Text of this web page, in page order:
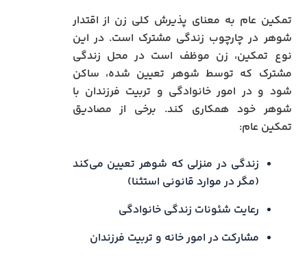
تمکین عام به معنای پذیرش کلی زن از اقتدار
شوهر در چارچوب زندگی مشترک است. در این
نوع تمکین، زن موظف است در محل زندگی
مشترک که توسط شوهر تعیین شده، ساکن
شود و در امور خانوادگی و تربیت فرزندان با
شوهر خود همکاری کند. برخی از مصادیق
تمکین عام:
زندگی در منزلی که شوهر تعیین می‌کند
(مگر در موارد قانونی استثنا)
رعایت شئونات زندگی خانوادگی
مشارکت در امور خانه و تربیت فرزندان